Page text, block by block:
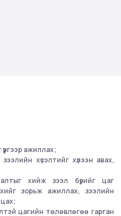
ажиллах;
зээлийн хүсэлтийг хүлээн авах,
хийж зээл бүрийг цаг
зорьж ажиллах, зээлийн
цагийн төлөвлөгөө гарган